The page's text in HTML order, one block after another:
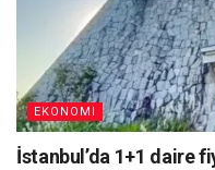
EKONOMI
İstanbul’da 1+1 daire